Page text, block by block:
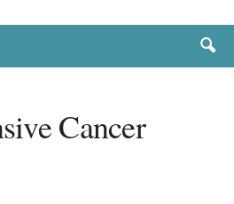
Cancer